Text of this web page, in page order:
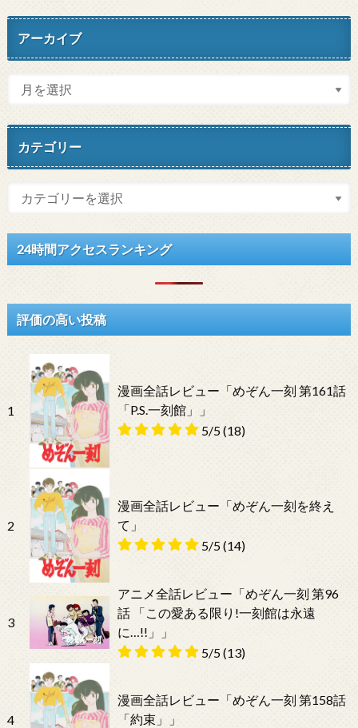
アーカイブ
カテゴリー
24時間アクセスランキング
評価の高い投稿
1
漫画全話レビュー「めぞん一刻 第161話
「P.S.一刻館」」
5/5(18)
2
漫画全話レビュー「めぞん一刻を終え
て」
5/5(14)
3
アニメ全話レビュー「めぞん一刻 第96
話 「この愛ある限り!一刻館は永遠
に…!!」」
5/5(13)
4
漫画全話レビュー「めぞん一刻 第158話
「約束」」